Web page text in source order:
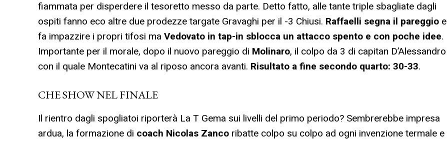
fiammata per disperdere il tesoretto messo da parte. Detto fatto, alle tante triple sbagliate dagli
ospiti fanno eco altre due prodezze targate Gravaghi per il -3 Chiusi. Raffaelli segna il pareggio e
fa impazzire i propri tifosi ma Vedovato in tap-in sblocca un attacco spento e con poche idee.
Importante per il morale, dopo il nuovo pareggio di Molinaro, il colpo da 3 di capitan D’Alessandro
con il quale Montecatini va al riposo ancora avanti. Risultato a fine secondo quarto: 30-33.
CHE SHOW NEL FINALE
Il rientro dagli spogliatoi riporterà La T Gema sui livelli del primo periodo? Sembrerebbe impresa
ardua, la formazione di coach Nicolas Zanco ribatte colpo su colpo ad ogni invenzione termale e